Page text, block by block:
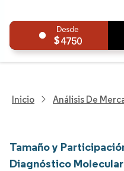
4750
Inicio Análisis De
Tamaño y
Diagnóstico